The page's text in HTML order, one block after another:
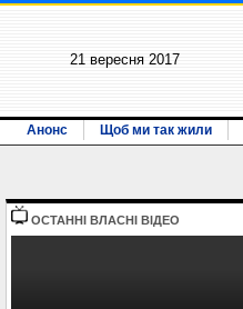
21 вересня 2017
Анонс Щоб ми так жили
ОСТАННI ВЛАСНI ВIДЕО